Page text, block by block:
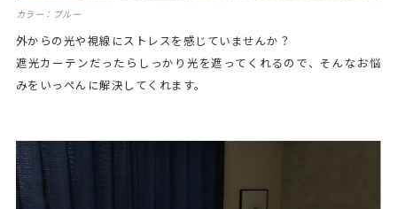
カラー：ブルー
外からの光や視線にストレスを感じていませんか？
遮光カーテンだったらしっかり光を遮ってくれるので、そんなお悩
みをいっぺんに解決してくれます。